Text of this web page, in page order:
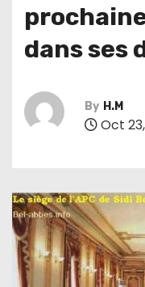
dans ses
By H.M
Oct